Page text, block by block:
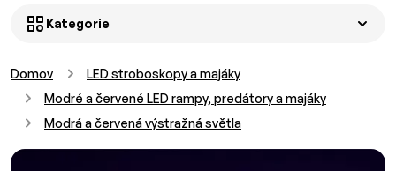
Kategorie
Domov
LED stroboskopy a majáky
Modré a červené LED rampy, predátory a majáky
Modrá a červená výstražná světla